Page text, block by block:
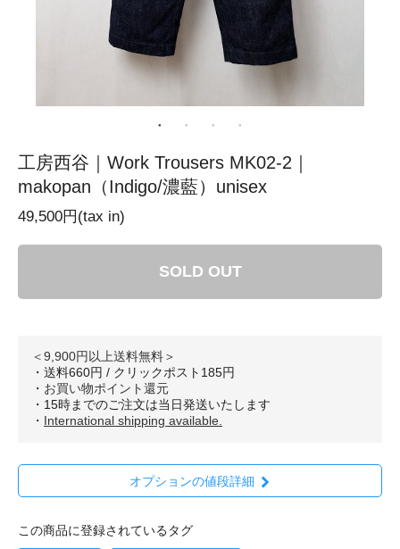
工房西谷｜Work Trousers MK02-2｜
makopan（Indigo/濃藍）unisex
49,500円(tax in)
SOLD OUT
＜9,900円以上送料無料＞
・送料660円 / クリックポスト185円
・ お買い物ポイント還元
・15時までのご注文は当日発送いたします
・ International shipping available.
オプションの値段詳細
この商品に登録されているタグ